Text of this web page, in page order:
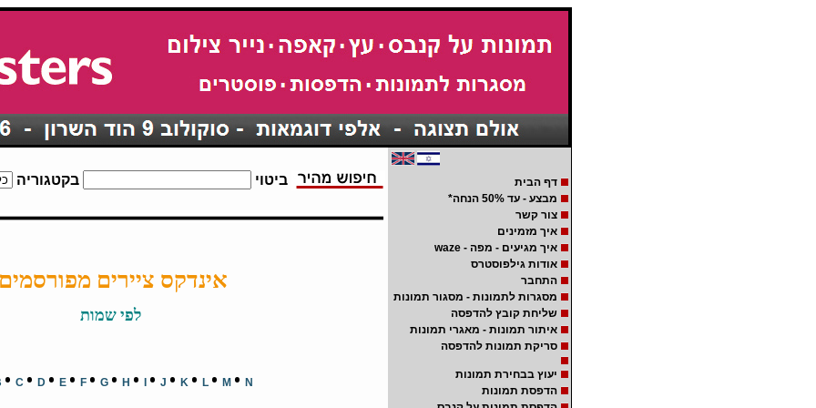
דף הבית
מבצע - עד 50% הנחה*
צור קשר
איך מזמינים
איך מגיעים - מפה - waze
אודות גילפוסטרס
התחבר
מסגרות לתמונות - מסגור תמונות
שליחת קובץ להדפסה
איתור תמונות - מאגרי תמונות
סריקת תמונות להדפסה
יעוץ בבחירת תמונות
הדפסת תמונות
ביטוי בקטגוריה
אינדקס ציירים
לפי שמות
• C • • E • F • G • H • I • J • K • L • M • N